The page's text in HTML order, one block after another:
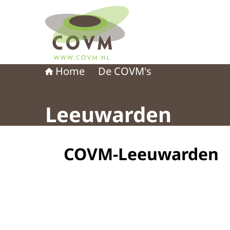
Naar de homepage van COVM
Home De COVM's
Leeuwarden
COVM-Leeuwarden